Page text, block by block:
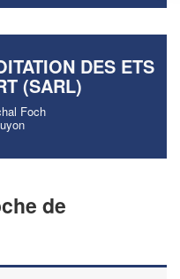
DES ETS
(SARL)
Foch
de